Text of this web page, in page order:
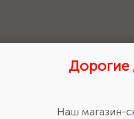
Дорогие
Наш магазин-